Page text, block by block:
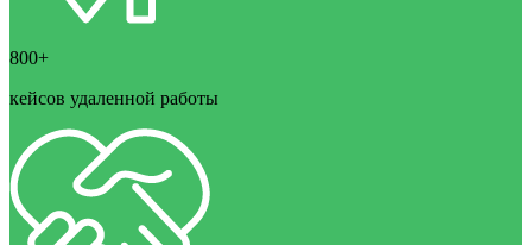
800+
кейсов удаленной работы